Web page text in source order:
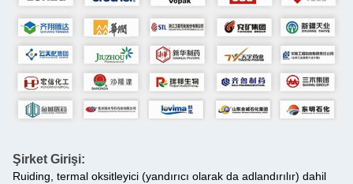
Şirket Girişi:
Ruiding, termal oksitleyici (yandırıcı olarak da adlandırılır) dahil